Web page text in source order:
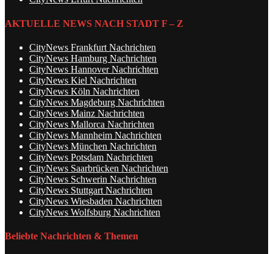
AKTUELLE NEWS NACH STADT F – Z
CityNews Frankfurt Nachrichten
CityNews Hamburg Nachrichten
CityNews Hannover Nachrichten
CityNews Kiel Nachrichten
CityNews Köln Nachrichten
CityNews Magdeburg Nachrichten
CityNews Mainz Nachrichten
CityNews Mallorca Nachrichten
CityNews Mannheim Nachrichten
CityNews München Nachrichten
CityNews Potsdam Nachrichten
CityNews Saarbrücken Nachrichten
CityNews Schwerin Nachrichten
CityNews Stuttgart Nachrichten
CityNews Wiesbaden Nachrichten
CityNews Wolfsburg Nachrichten
Beliebte Nachrichten & Themen